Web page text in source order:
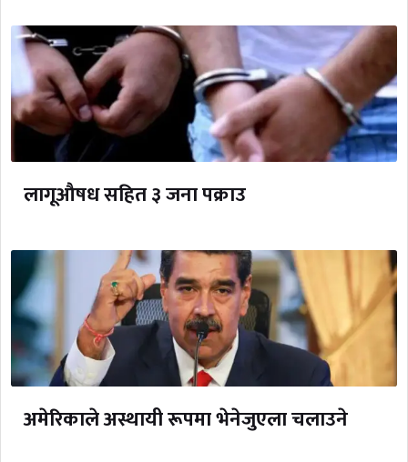
लागूऔषध सहित ३ जना पक्राउ
अमेरिकाले अस्थायी रूपमा भेनेजुएला चलाउने